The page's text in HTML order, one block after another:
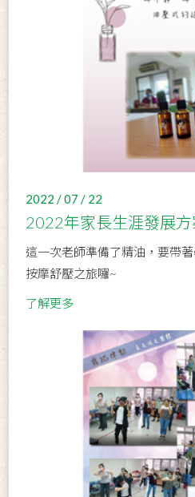
2022 / 07 / 22
2022年家長生涯發展
這一次老師準備了精油，要帶
按摩舒壓之旅囉~
了解更多